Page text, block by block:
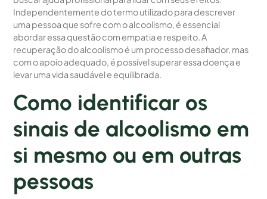
Independentemente do termo utilizado para descrever
uma pessoa que sofre com o alcoolismo, é essencial
abordar essa questão com empatia e respeito. A
recuperação do alcoolismo é um processo desafiador, mas
com o apoio adequado, é possível superar essa doença e
levar uma vida saudável e equilibrada.
Como identificar os
sinais de alcoolismo em
si mesmo ou em outras
pessoas